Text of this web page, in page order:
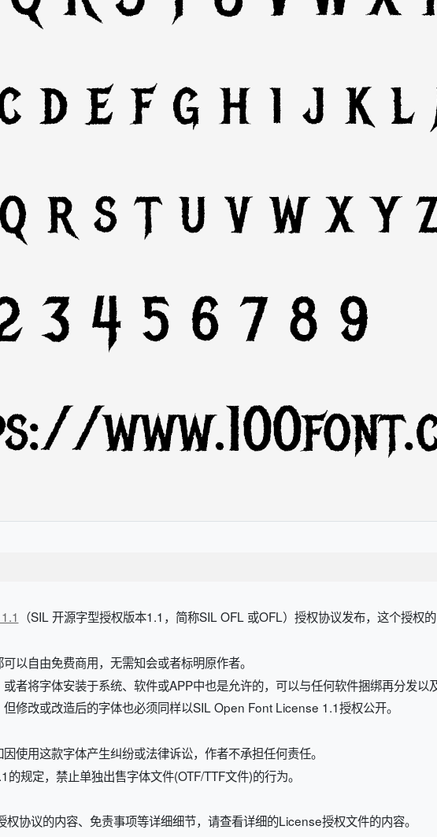
（SIL 开源字型授权版本1.1，简称SIL OFL 或OFL）授权协议发布，这个授权的
以自由免费商用，无需知会或者标明原作者。
者将字体安装于系统、软件或APP中也是允许的，可以与任何软件捆绑再分发以
修改或改造后的字体也必须同样以SIL Open Font License 1.1授权公开。
使用这款字体产生纠纷或法律诉讼，作者不承担任何责任。
规定，禁止单独出售字体文件(OTF/TTF文件)的行为。
权协议的内容、免责事项等详细细节，请查看详细的License授权文件的内容。